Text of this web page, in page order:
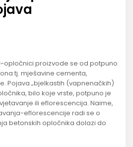
opločnici proizvode se od potpuno
tj. mješavine cementa,
Pojava „bjelkastih (vapnenačkih)
bilo koje vrste, potpuno je
ili eflorescencija. Naime,
eflorescencije radi se o
betonskih opločnika dolazi do